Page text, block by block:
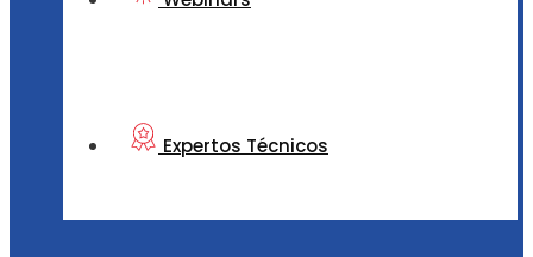
Expertos Técnicos